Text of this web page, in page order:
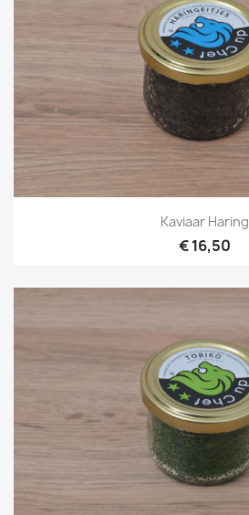
Kaviaar Haring
€ 16,50